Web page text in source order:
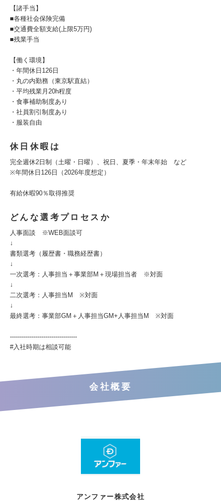
【諸手当】
■各種社会保険完備
■​交通費全額支給(上限5万円)
■残業手当
【働く環境】
・年間休日126日
・丸の内勤務（東京駅直結）
・平均残業月20h程度
・食事補助制度あり
・社員割引制度あり
・服装自由
休日休暇は
完全週休2日制（土曜・日曜）、祝日、夏季・年末年始 など
※年間休日126日（2026年度想定）
有給休暇90％取得推奨
どんな選考プロセスか
人事面談 ※WEB面談可
↓
書類選考（履歴書・職務経歴書）
↓
一次選考：人事担当＋事業部M＋現場担当者 ※対面
↓
二次選考：人事担当M ※対面
↓
最終選考：事業部GM＋人事担当GM+人事担当M ※対面
----------------------------------
#入社時期は相談可能
会社概要
アンファー株式会社